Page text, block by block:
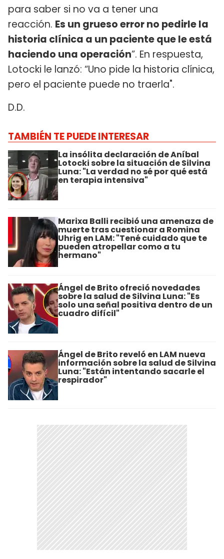
para saber si no va a tener una
reacción. Es un grueso error no pedirle la
historia clínica a un paciente que le está
haciendo una operación”. En respuesta,
Lotocki le lanzó: “Uno pide la historia clínica,
pero el paciente puede no traerla".
D.D.
TAMBIÉN TE PUEDE INTERESAR
La insólita declaración de Aníbal
Lotocki sobre la situación de Silvina
Luna: "La verdad no sé por qué está
en terapia intensiva"
Marixa Balli recibió una amenaza de
muerte tras cuestionar a Romina
Uhrig en LAM: "Tené cuidado que te
pueden atropellar como a tu
hermano"
Ángel de Brito ofreció novedades
sobre la salud de Silvina Luna: "Es
solo una señal positiva dentro de un
cuadro difícil"
Ángel de Brito reveló en LAM nueva
información sobre la salud de Silvina
Luna: "Están intentando sacarle el
respirador"